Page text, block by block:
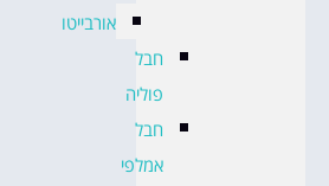
אורבייטו
חבל
פוליה
חבל
אמלפי